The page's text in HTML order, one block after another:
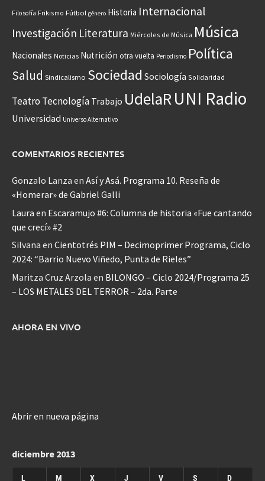
Filosofía Frikismo Fútbol género Historia Internacional
Investigación Literatura Miércoles de Música Música
Nacionales Noticias Nutrición otra vuelta Periodismo Política
Salud Sindicalismo Sociedad Sociología Solidaridad
Teatro Tecnología Trabajo UdelaRUNI Radio
Universidad Universo Alternativo
COMENTARIOS RECIENTES
Gonzalo Lanza en Así y Asá. Programa 10. Reseña de
«Homerar» de Gabriel Galli
Laura en Escaramujo #6: Columna de historia «Fue cantando
que crecí» #2
Silvana en Cientotrés PIM – Decimoprimer Programa, Ciclo
2024: “Barrio Nuevo Viñedo, Punta de Rieles”
Maritza Cruz Arzola en BILONGO – Ciclo 2024/Programa 25
– LOS METALES DEL TERROR – 2da. Parte
AHORA EN VIVO
Abrir en nueva página
diciembre 2013
L M X J V S D